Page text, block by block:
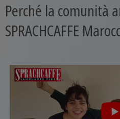
Perché la comunità
SPRACHCAFFE